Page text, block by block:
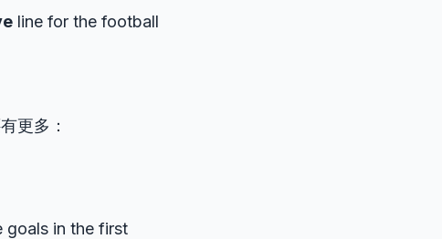
line for the football
更多：
goals in the first